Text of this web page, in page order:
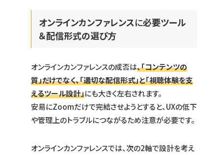
オンラインカンファレンスに必要ツール
＆配信形式の選び方
オンラインカンファレンスの成否は、「コンテンツの
質」だけでなく、「適切な配信形式」と「視聴体験を支
えるツール設計」にも大きく左右されます。
安易にZoomだけで完結させようとすると、UXの低下
や管理上のトラブルにつながるため注意が必要です。
オンラインカンファレンスでは、次の2軸で設計を考え